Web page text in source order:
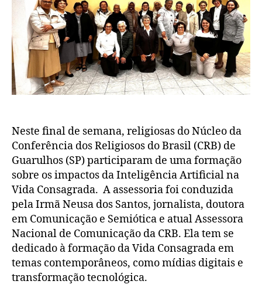
Neste final de semana, religiosas do Núcleo da
Conferência dos Religiosos do Brasil (CRB) de
Guarulhos (SP) participaram de uma formação
sobre os impactos da Inteligência Artificial na
Vida Consagrada. A assessoria foi conduzida
pela Irmã Neusa dos Santos, jornalista, doutora
em Comunicação e Semiótica e atual Assessora
Nacional de Comunicação da CRB. Ela tem se
dedicado à formação da Vida Consagrada em
temas contemporâneos, como mídias digitais e
transformação tecnológica.